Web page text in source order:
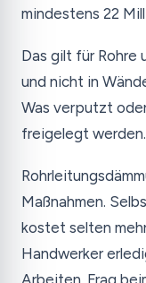
mindestens 22
Das gilt für Rohre
und nicht in
Was verputzt
freigelegt werden.
Maßnahmen.
kostet selten
Handwerker
Arbeiten. Frag